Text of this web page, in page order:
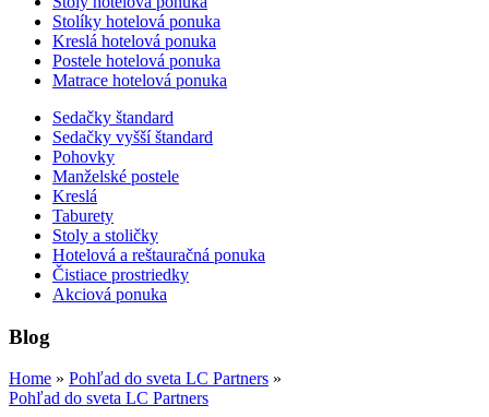
Stolíky hotelová ponuka
Kreslá hotelová ponuka
Postele hotelová ponuka
Matrace hotelová ponuka
Sedačky štandard
Sedačky vyšší štandard
Pohovky
Manželské postele
Kreslá
Taburety
Stoly a stoličky
Hotelová a reštauračná ponuka
Čistiace prostriedky
Akciová ponuka
Blog
Home » Pohľad do sveta LC Partners »
Pohľad do sveta LC Partners